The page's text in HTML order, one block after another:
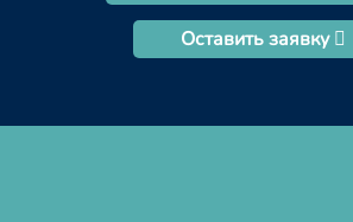
Оставить заявку